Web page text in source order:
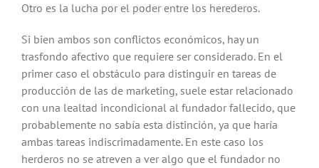
Otro es la lucha por el poder entre los herederos.
Si bien ambos son conflictos económicos, hay un
trasfondo afectivo que requiere ser considerado. En el
primer caso el obstáculo para distinguir en tareas de
producción de las de marketing, suele estar relacionado
con una lealtad incondicional al fundador fallecido, que
probablemente no sabía esta distinción, ya que haría
ambas tareas indiscrimadamente. En este caso los
herderos no se atreven a ver algo que el fundador no